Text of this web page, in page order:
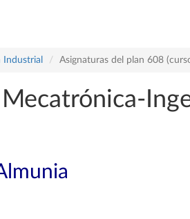
Asignaturas del plan 608